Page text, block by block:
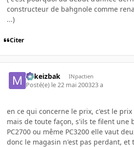
constructeur de bahgnole comme
...)
Citer
Mikeizbak INpactien
Posté(e) le 22 mai 200323 a
en ce qui concerne le prix, c'est le
mais de toute façon, s'ils te filent une
PC2700 ou même PC3200 elle vaut
donc le magasin n'est pas perdant, et